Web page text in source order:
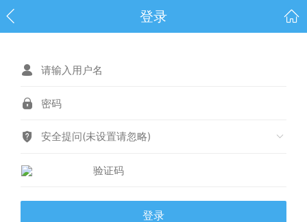
登录
安全提问(未设置请忽略)
登录